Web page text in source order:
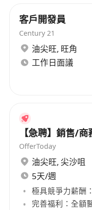
設計基礎、銷售
享有法定勞工保
明）。
也是中国二手货标
办公家具流通标准
中国二手办公家具的
客戶開發員
Century 21
油尖旺, 旺角
工作日面議
【急聘】銷售/
OfferToday
油尖旺, 尖沙咀
5天/週
極具競爭力薪酬
完善福利：全額